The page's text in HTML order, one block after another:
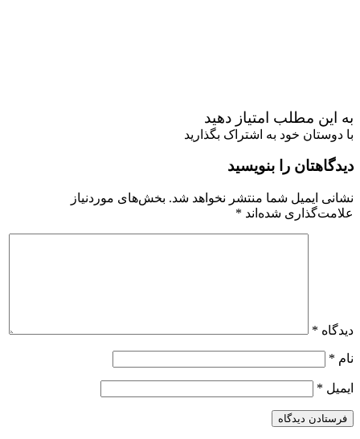
به این مطلب امتیاز دهید
با دوستان خود به اشتراک بگذارید
دیدگاهتان را بنویسید
نشانی ایمیل شما منتشر نخواهد شد. بخش‌های موردنیاز
علامت‌گذاری شده‌اند *
دیدگاه *
نام *
ایمیل *